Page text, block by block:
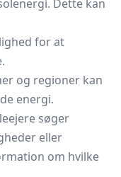
Dette kan
for at
og regioner kan
energi.
søger
eller
om hvilke